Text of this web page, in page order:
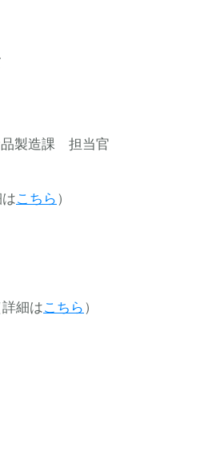
製造課 担当官
こちら ）
細はこちら ）